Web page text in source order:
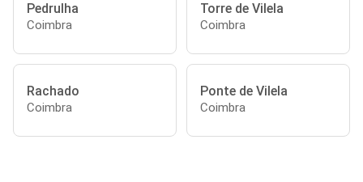
Pedrulha
Coimbra
Torre de Vilela
Coimbra
Rachado
Coimbra
Ponte de Vilela
Coimbra